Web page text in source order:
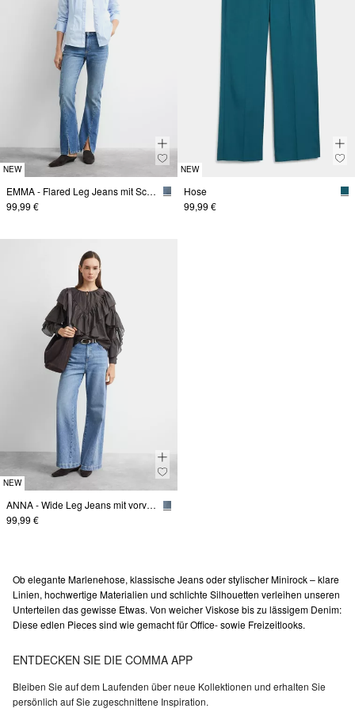
NEW
EMMA - Flared Leg Jeans mit Schlitz
99,99 €
NEW
Hose
99,99 €
NEW
ANNA - Wide Leg Jeans mit vorverlegter Naht
99,99 €
Ob elegante Marlenehose, klassische Jeans oder stylischer Minirock – klare
Linien, hochwertige Materialien und schlichte Silhouetten verleihen unseren
Unterteilen das gewisse Etwas. Von weicher Viskose bis zu lässigem Denim:
Diese edlen Pieces sind wie gemacht für Office- sowie Freizeitlooks.
ENTDECKEN SIE DIE COMMA APP
Bleiben Sie auf dem Laufenden über neue Kollektionen und erhalten Sie
persönlich auf Sie zugeschnittene Inspiration.